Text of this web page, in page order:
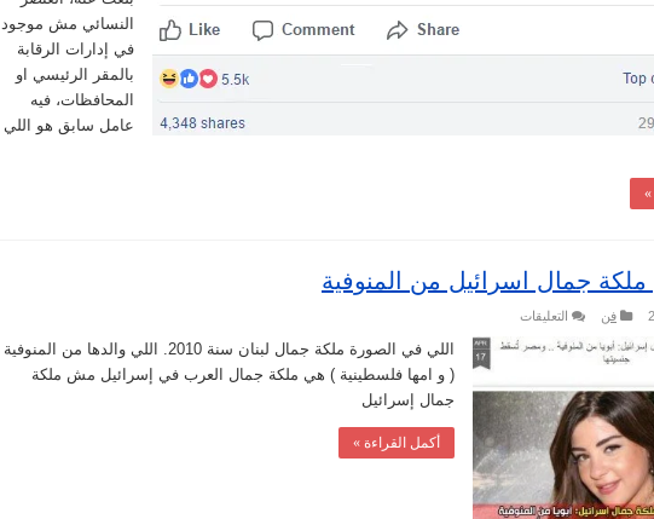
والابلاغ
النسائي مش موجود
في إدارات الرقابة
بالمقر الرئيسي او
المحافظات، فيه
عامل سابق هو اللي
»
جمال اسرائيل من المنوفية
فن التعليقات
ان
اسرائيل
من
المنوفية
مغلقة
اللي في الصورة ملكة جمال لبنان سنة 2010. اللي والدها من المنوفية
( و امها فلسطينية ) هي ملكة جمال العرب في إسرائيل مش ملكة
جمال إسرائيل
أكمل القراءة »